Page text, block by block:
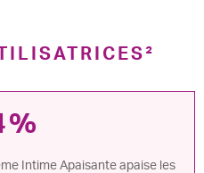
Intime Apaisante apaise les